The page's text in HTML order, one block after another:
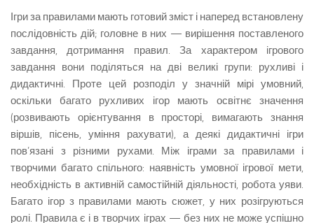
Ігри за правилами мають готовий зміст і наперед встановлену
послідовність дій; головне в них — вирішення поставленого
завдання, дотримання правил. За характером ігрового
завдання вони поділяться на дві великі групи: рухливі і
дидактичні. Проте цей розподіл у значній мірі умовний,
оскільки багато рухливих ігор мають освітнє значення
(розвивають орієнтування в просторі, вимагають знання
віршів, пісень, уміння рахувати), а деякі дидактичні ігри
пов’язані з різними рухами. Між іграми за правилами і
творчими багато спіль­ного: наявність умовної ігрової мети,
необхідність в активній самостійній діяльності, робота уяви.
Багато ігор з правилами мають сюжет, у них розігруються
ролі. Правила є і в творчих іграх — без них не може успішно